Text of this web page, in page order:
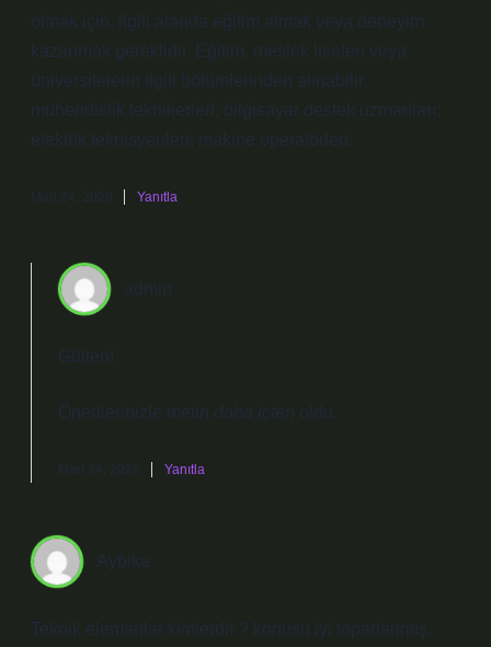
olmak için, ilgili alanda eğitim almak veya deneyim
kazanmak gereklidir. Eğitim, meslek liseleri veya
üniversitelerin ilgili bölümlerinden alınabilir.
mühendislik teknikerleri; bilgisayar destek uzmanları;
elektrik teknisyenleri; makine operatörleri.
Mart 24, 2026 Yanıtla
admin
Gülten!
Önerilerinizle metin daha içten oldu.
Mart 24, 2026 Yanıtla
Aybike
Teknik elemanlar kimlerdir ? konusu iyi toparlanmış,